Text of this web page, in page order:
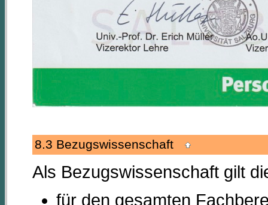
8.3 Bezugswissenschaft
Als Bezugswissenschaft gilt
für den gesamten